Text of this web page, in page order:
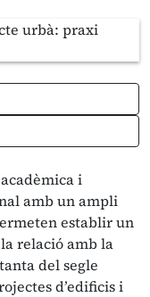
i
amb un ampli
establir un
relació amb la
del segle
d’edificis i